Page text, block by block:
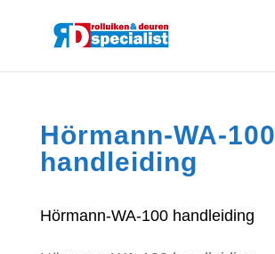
Hörmann-WA-100
handleiding
Hörmann-WA-100 handleiding